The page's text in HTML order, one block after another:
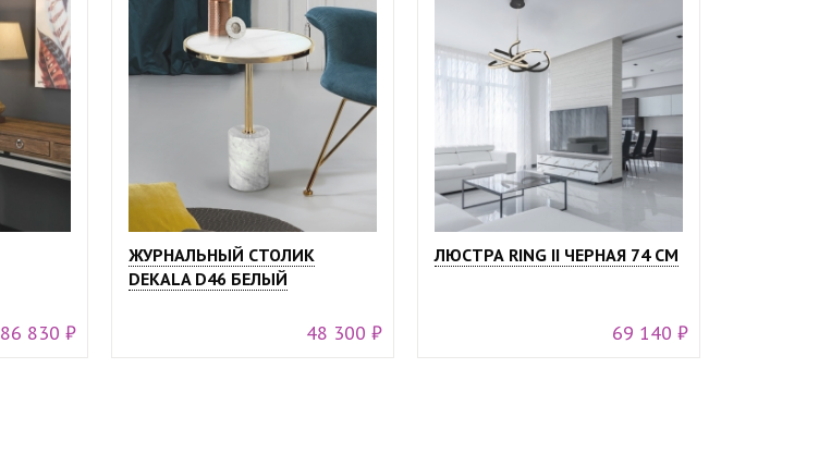
86 830 ₽
ЖУРНАЛЬНЫЙ СТОЛИК
DEKALA D46 БЕЛЫЙ
48 300 ₽
ЛЮСТРА RING II ЧЕРНАЯ 74 СМ
69 140 ₽